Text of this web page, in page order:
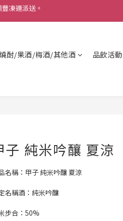
凍運派送。
任選 4 支
豐凍運派送。
燒酎/果酒/梅酒/其他酒 品飲活動
子 純米吟釀 夏涼
名稱：甲子 純米吟釀 夏涼
名稱酒：純米吟釀
步合：50%